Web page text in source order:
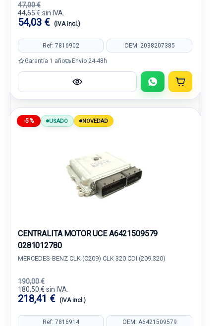
47,00 €
44,65 € sin IVA.
54,03 € (IVA incl.)
Ref: 7816902 OEM: 2038207385
Garantía 1 año Envío 24-48h
-5% USADO NOVEDAD
CENTRALITA MOTOR UCE A6421509579
0281012780
MERCEDES-BENZ CLK (C209) CLK 320 CDI (209.320)
190,00 €
180,50 € sin IVA.
218,41 € (IVA incl.)
Ref: 7816914 OEM: A6421509579